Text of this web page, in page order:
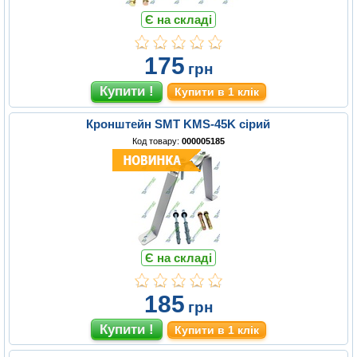
Є на складі
175 грн
Купити в 1 клік
Кронштейн SMT KMS-45K сірий
Код товару: 000005185
Є на складі
185 грн
Купити в 1 клік